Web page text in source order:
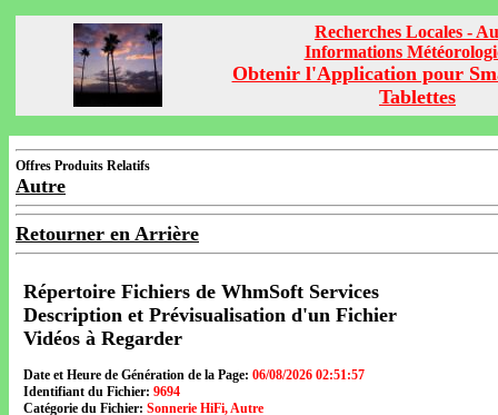
Recherches Locales -
Informations
Obtenir l'Application pour
Tablettes
Offres Produits Relatifs
Autre
Retourner en Arrière
Répertoire Fichiers de WhmSoft Services
Description et Prévisualisation d'un Fichier
Vidéos à Regarder
Date et Heure de Génération de la Page: 06/08/2026 02:51:57
Identifiant du Fichier: 9694
Catégorie du Fichier: Sonnerie HiFi, Autre